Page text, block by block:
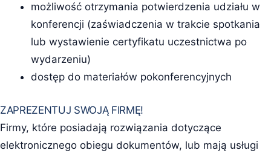
możliwość otrzymania potwierdzenia udziału w
konferencji (zaświadczenia w trakcie spotkania
lub wystawienie certyfikatu uczestnictwa po
wydarzeniu)
dostęp do materiałów pokonferencyjnych
ZAPREZENTUJ SWOJĄ FIRMĘ!
Firmy, które posiadają rozwiązania dotyczące
elektronicznego obiegu dokumentów, lub mają usługi